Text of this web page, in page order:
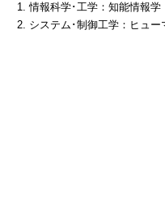
1. 情報科学･工学：知能情報学
2. システム･制御工学：ヒュ